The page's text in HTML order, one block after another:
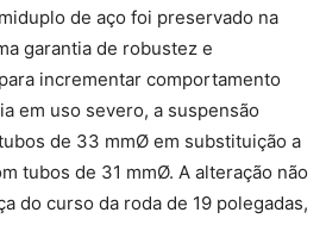
de aço foi preservado na
garantia de robustez e
incrementar comportamento
em uso severo, a suspensão
de 33 mmØ em substituição a
tubos de 31 mmØ. A alteração não
do curso da roda de 19 polegadas,